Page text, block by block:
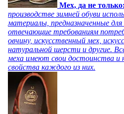
Мех, да не
производстве зимней обуви
материалы, предназначенные для
отвечающие требованиям
овчину, искусственный мех,
натуральной шерсти и другие.
меха имеют свои достоинства
свойства каждого из них.